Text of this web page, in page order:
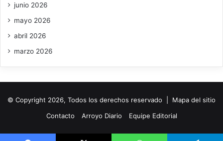
junio 2026
mayo 2026
abril 2026
marzo 2026
© Copyright 2026, Todos los derechos reservado | Mapa del sitio
Contacto
Arroyo Diario Equipe Editorial